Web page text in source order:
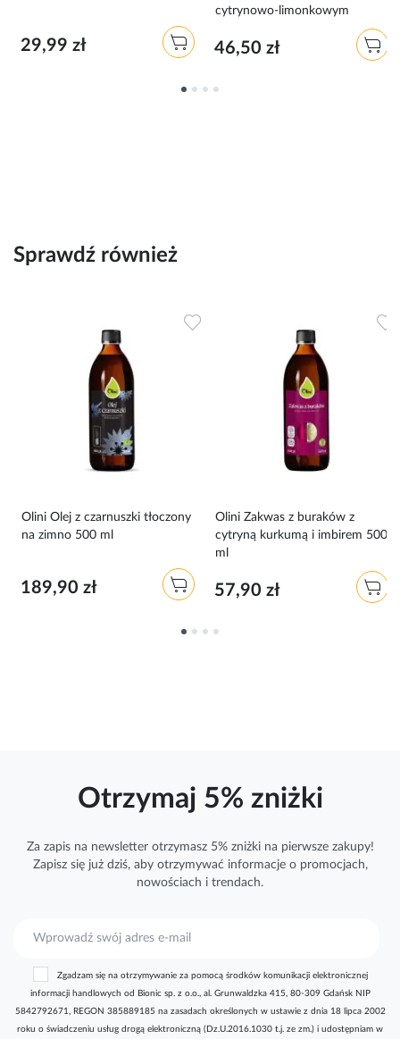
29,99 zł
cytrynowo-limonkowym
46,50 zł
Sprawdź również
Olini Olej z czarnuszki tłoczony
na zimno 500 ml
189,90 zł
Dodaj do ulubionych
Olini Zakwas z buraków z
cytryną kurkumą i imbirem 500
ml
57,90 zł
Otrzymaj 5% zniżki
Za zapis na newsletter otrzymasz 5% zniżki na pierwsze zakupy!
Zapisz się już dziś, aby otrzymywać informacjeo promocjach,
nowościach i trendach.
r
y
Zgadzam się na otrzymywanie za pomocą środków komunikacji elektronicznej
informacji handlowych od Bionic sp. z o.o., al. Grunwaldzka 415, 80-309 Gdańsk NIP
5842792671, REGON 385889185 na zasadach określonych w ustawie z dnia 18 lipca 2002
roku o świadczeniu usług drogą elektroniczną (Dz.U.2016.1030 t.j. ze zm.) i udostępniam w